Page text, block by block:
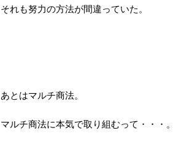
それも努力の方法が間違っていた。
あとはマルチ商法。
マルチ商法に本気で取り組むって・・・。